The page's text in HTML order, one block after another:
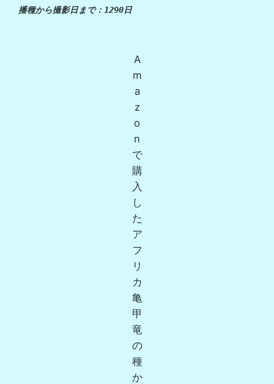
播種から撮影日まで：1290日
A
m
a
z
o
n
で
購
入
し
た
ア
フ
リ
カ
亀
甲
竜
の
種
か